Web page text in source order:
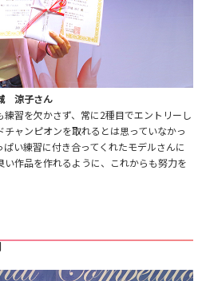
涼子さん
練習を欠かさず、常に2種目でエントリーし
ャンピオンを取れるとは思っていなかっ
い練習に付き合ってくれたモデルさんに
作品を作れるように、これからも努力を